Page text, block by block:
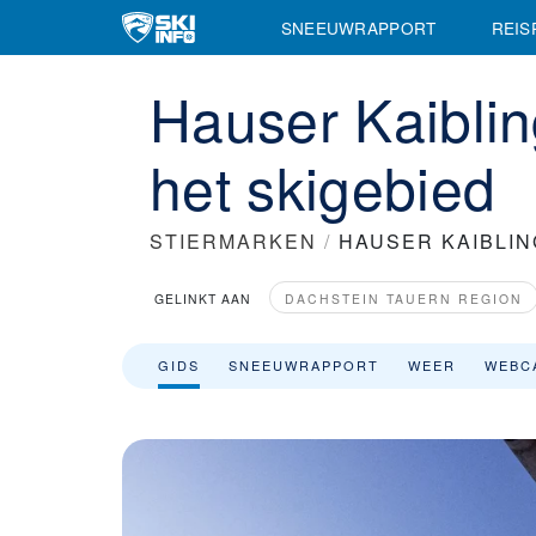
SNEEUWRAPPORT
Hauser
het skigebied
STIERMARKEN / HAUSER
GELINKT AAN DACHSTEIN TAUERN REGION
GIDS SNEEUWRAPPORT WEER